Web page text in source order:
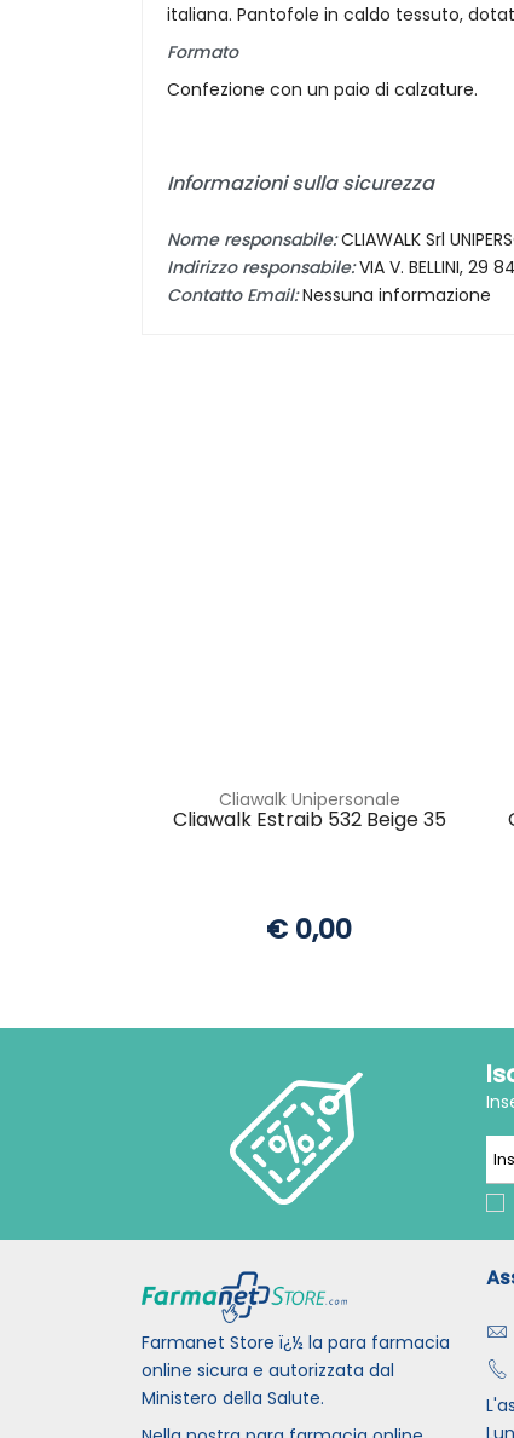
italiana. Pantofole in caldo tessuto,
Formato
Confezione con un paio di calzature.
Informazioni sulla sicurezza
Nome responsabile:CLIAWALK Srl
Indirizzo responsabile:VIA V. BELLINI, 29
Contatto Email:Nessuna informazione
Cliawalk Unipersonale
Cliawalk Estraib 532 Beige 35
€ 0,00
Farmanet Store ï¿½ la para farmacia
online sicura e autorizzata dal
Ministero della Salute.